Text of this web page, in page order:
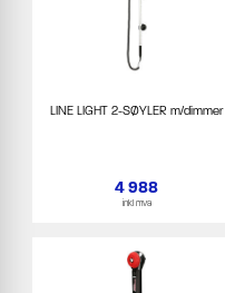
LINE LIGHT 2-SØYLER m/dimmer
4 988
inkl mva